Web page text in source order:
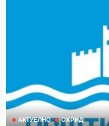
АКТУЕЛНО ОХРИД